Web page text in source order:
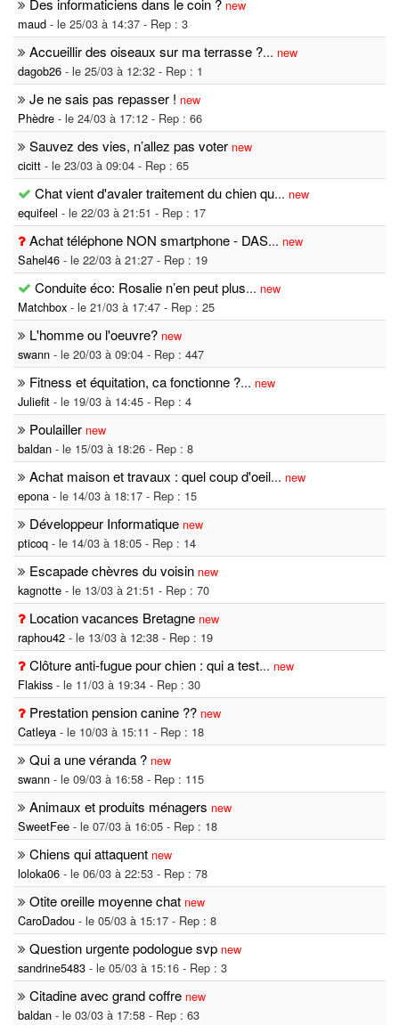
Des informaticiens dans le coin ? new
maud - le 25/03 à 14:37 - Rep : 3
Accueillir des oiseaux sur ma terrasse ?... new
dagob26 - le 25/03 à 12:32 - Rep : 1
Je ne sais pas repasser ! new
Phèdre - le 24/03 à 17:12 - Rep : 66
Sauvez des vies, n’allez pas voter new
cicitt - le 23/03 à 09:04 - Rep : 65
Chat vient d'avaler traitement du chien qu... new
equifeel - le 22/03 à 21:51 - Rep : 17
Achat téléphone NON smartphone - DAS... new
Sahel46 - le 22/03 à 21:27 - Rep : 19
Conduite éco: Rosalie n’en peut plus... new
Matchbox - le 21/03 à 17:47 - Rep : 25
L'homme ou l'oeuvre? new
swann - le 20/03 à 09:04 - Rep : 447
Fitness et équitation, ca fonctionne ?... new
Juliefit - le 19/03 à 14:45 - Rep : 4
Poulailler new
baldan - le 15/03 à 18:26 - Rep : 8
Achat maison et travaux : quel coup d'oeil... new
epona - le 14/03 à 18:17 - Rep : 15
Développeur Informatique new
pticoq - le 14/03 à 18:05 - Rep : 14
Escapade chèvres du voisin new
kagnotte - le 13/03 à 21:51 - Rep : 70
Location vacances Bretagne new
raphou42 - le 13/03 à 12:38 - Rep : 19
Clôture anti-fugue pour chien : qui a test... new
Flakiss - le 11/03 à 19:34 - Rep : 30
Prestation pension canine ?? new
Catleya - le 10/03 à 15:11 - Rep : 18
Qui a une véranda ? new
swann - le 09/03 à 16:58 - Rep : 115
Animaux et produits ménagers new
SweetFee - le 07/03 à 16:05 - Rep : 18
Chiens qui attaquent new
loloka06 - le 06/03 à 22:53 - Rep : 78
Otite oreille moyenne chat new
CaroDadou - le 05/03 à 15:17 - Rep : 8
Question urgente podologue svp new
sandrine5483 - le 05/03 à 15:16 - Rep : 3
Citadine avec grand coffre new
baldan - le 03/03 à 17:58 - Rep : 63